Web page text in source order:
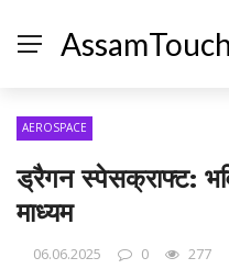
AEROSPACE
ड्रैगन स्पेसक्राफ्ट:
माध्यम
06.06.2025 0 277